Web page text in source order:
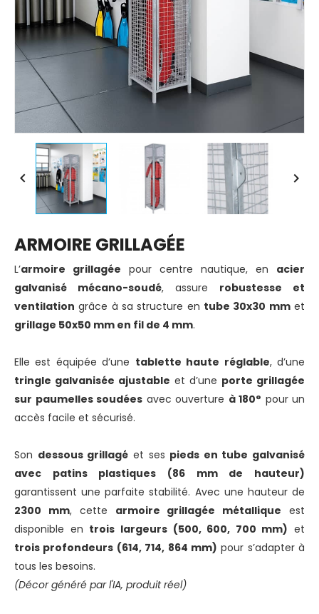
 
ARMOIRE GRILLAGÉE
L’armoire grillagée pour centre nautique, en acier
galvanisé mécano-soudé, assure robustesse et
ventilation grâce à sa structure en tube 30x30 mmet
grillage 50x50 mm en fil de 4 mm.
Elle est équipée d’une tablette haute réglable, d’une
tringle galvanisée ajustable et d’une porte grillagée
sur paumelles soudées avec ouverture à 180° pour un
accès facile et sécurisé.
Son dessous grillagé et ses pieds en tube galvanisé
avec patins plastiques (86 mm de hauteur)
garantissent une parfaite stabilité. Avec une hauteur de
2300 mm, cette armoire grillagée métallique est
disponible en trois largeurs (500, 600, 700 mm) et
trois profondeurs (614, 714, 864 mm) pour s’adapter à
tous les besoins.
(Décor généré par l'IA, produit réel)